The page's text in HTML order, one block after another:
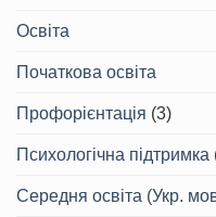
Освіта
Початкова освіта
Профорієнтація (3)
Психологічна підтримка
Середня освіта (Укр.